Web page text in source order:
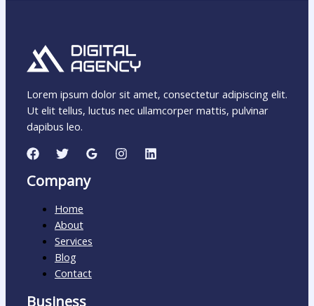
Lorem ipsum dolor sit amet, consectetur adipiscing elit.
Ut elit tellus, luctus nec ullamcorper mattis, pulvinar
dapibus leo.
Company
Home
About
Services
Blog
Contact
Business